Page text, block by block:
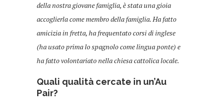
della nostra giovane famiglia, è stata una gioia
accoglierla come membro della famiglia. Ha fatto
amicizia in fretta, ha frequentato corsi di inglese
(ha usato prima lo spagnolo come lingua ponte) e
ha fatto volontariato nella chiesa cattolica locale.
Quali qualità cercate in un’Au
Pair?